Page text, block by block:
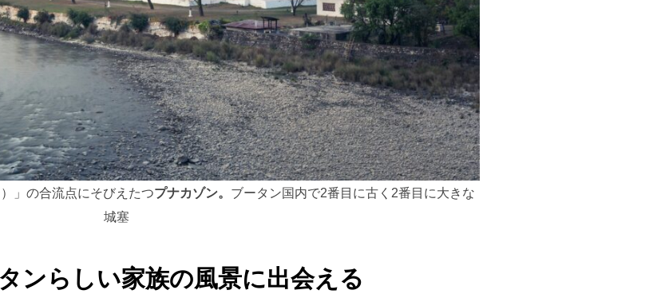
」の合流点にそびえたつプナカゾン。 ブータン国内で2番目に古く2番目に大きな
城塞
ンらしい家族の風景に出会える